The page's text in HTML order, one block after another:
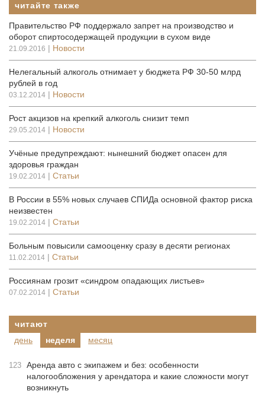
читайте также
Правительство РФ поддержало запрет на производство и
оборот спиртосодержащей продукции в сухом виде
21.09.2016 | Новости
Нелегальный алкоголь отнимает у бюджета РФ 30-50 млрд
рублей в год
03.12.2014 | Новости
Рост акцизов на крепкий алкоголь снизит темп
29.05.2014 | Новости
Учёные предупреждают: нынешний бюджет опасен для
здоровья граждан
19.02.2014 | Статьи
В России в 55% новых случаев СПИДа основной фактор риска
неизвестен
19.02.2014 | Статьи
Больным повысили самооценку сразу в десяти регионах
11.02.2014 | Статьи
Россиянам грозит «синдром опадающих листьев»
07.02.2014 | Статьи
читают
день
неделя месяц
123 Аренда авто с экипажем и без: особенности
налогообложения у арендатора и какие сложности могут
возникнуть